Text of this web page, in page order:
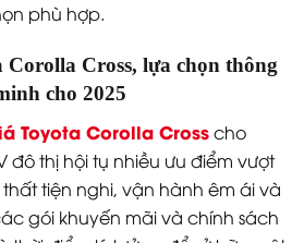
phù hợp.
Corolla Cross, lựa chọn thông
cho 2025
Toyota Corolla Crosscho
đô thị hội tụ nhiều ưu điểm vượt
tiện nghi, vận hành êm ái và
gói khuyến mãi và chính sách